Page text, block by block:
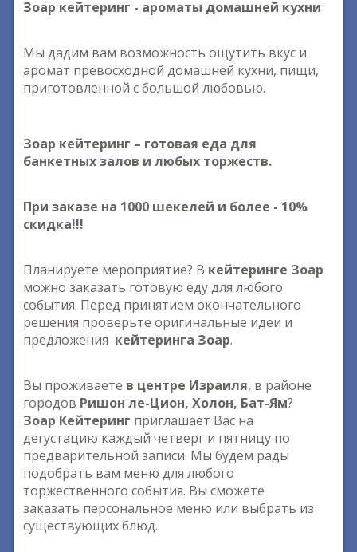
Зоар кейтеринг - ароматы домашней кухни
Мы дадим вам возможность ощутить вкус и
аромат превосходной домашней кухни, пищи,
приготовленной с большой любовью.
Зоар кейтеринг – готовая еда для
банкетных залов и любых торжеств.
При заказе на 1000 шекелей и более - 10%
скидка!!!
Планируете мероприятие? В кейтеринге Зоар
можно заказать готовую еду для любого
события. Перед принятием окончательного
решения проверьте оригинальные идеи и
предложения кейтеринга Зоар.
Вы проживаете в центре Израиля, в районе
городов Ришон ле-Цион, Холон, Бат-Ям?
Зоар Кейтеринг приглашает Вас на
дегустацию каждый четверг и пятницу по
предварительной записи. Мы будем рады
подобрать вам меню для любого
торжественного события. Вы сможете
заказать персональное меню или выбрать из
существующих блюд.